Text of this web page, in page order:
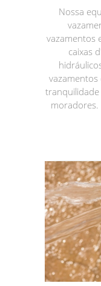
Nossa
vazamentos
caixas
moradores.